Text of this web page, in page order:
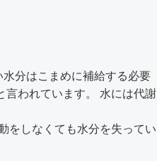
分はこまめに補給する必要
言われています。 水には代謝
をしなくても水分を失ってい